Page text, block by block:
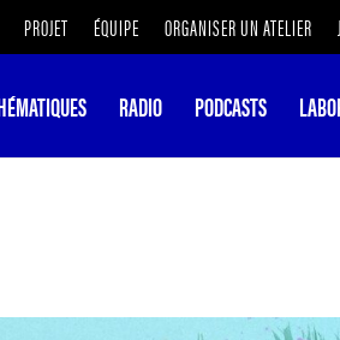
PROJET ÉQUIPE ORGANISER UN ATELIER
RADIO PODCASTS